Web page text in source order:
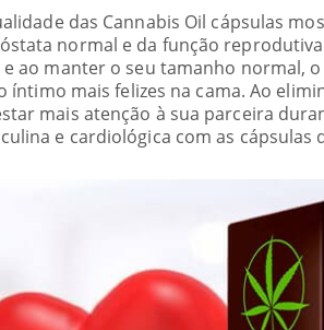
das Cannabis Oil cápsulas
normal e da função
ao manter o seu tamanho normal,
íntimo mais felizes na cama. Ao
mais atenção à sua parceira
e cardiológica com as cápsulas